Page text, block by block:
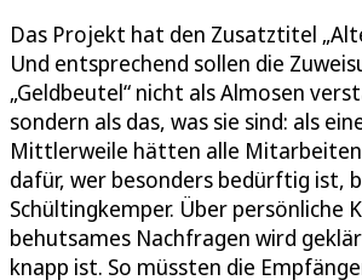
Das Projekt hat den Zusatztitel
Und entsprechend sollen die
„Geldbeutel“ nicht als Almosen
sondern als das, was sie sind: als
Mittlerweile hätten alle
dafür, wer besonders bedürftig ist,
Schültingkemper. Über persönliche
behutsames Nachfragen wird
knapp ist. So müssten die